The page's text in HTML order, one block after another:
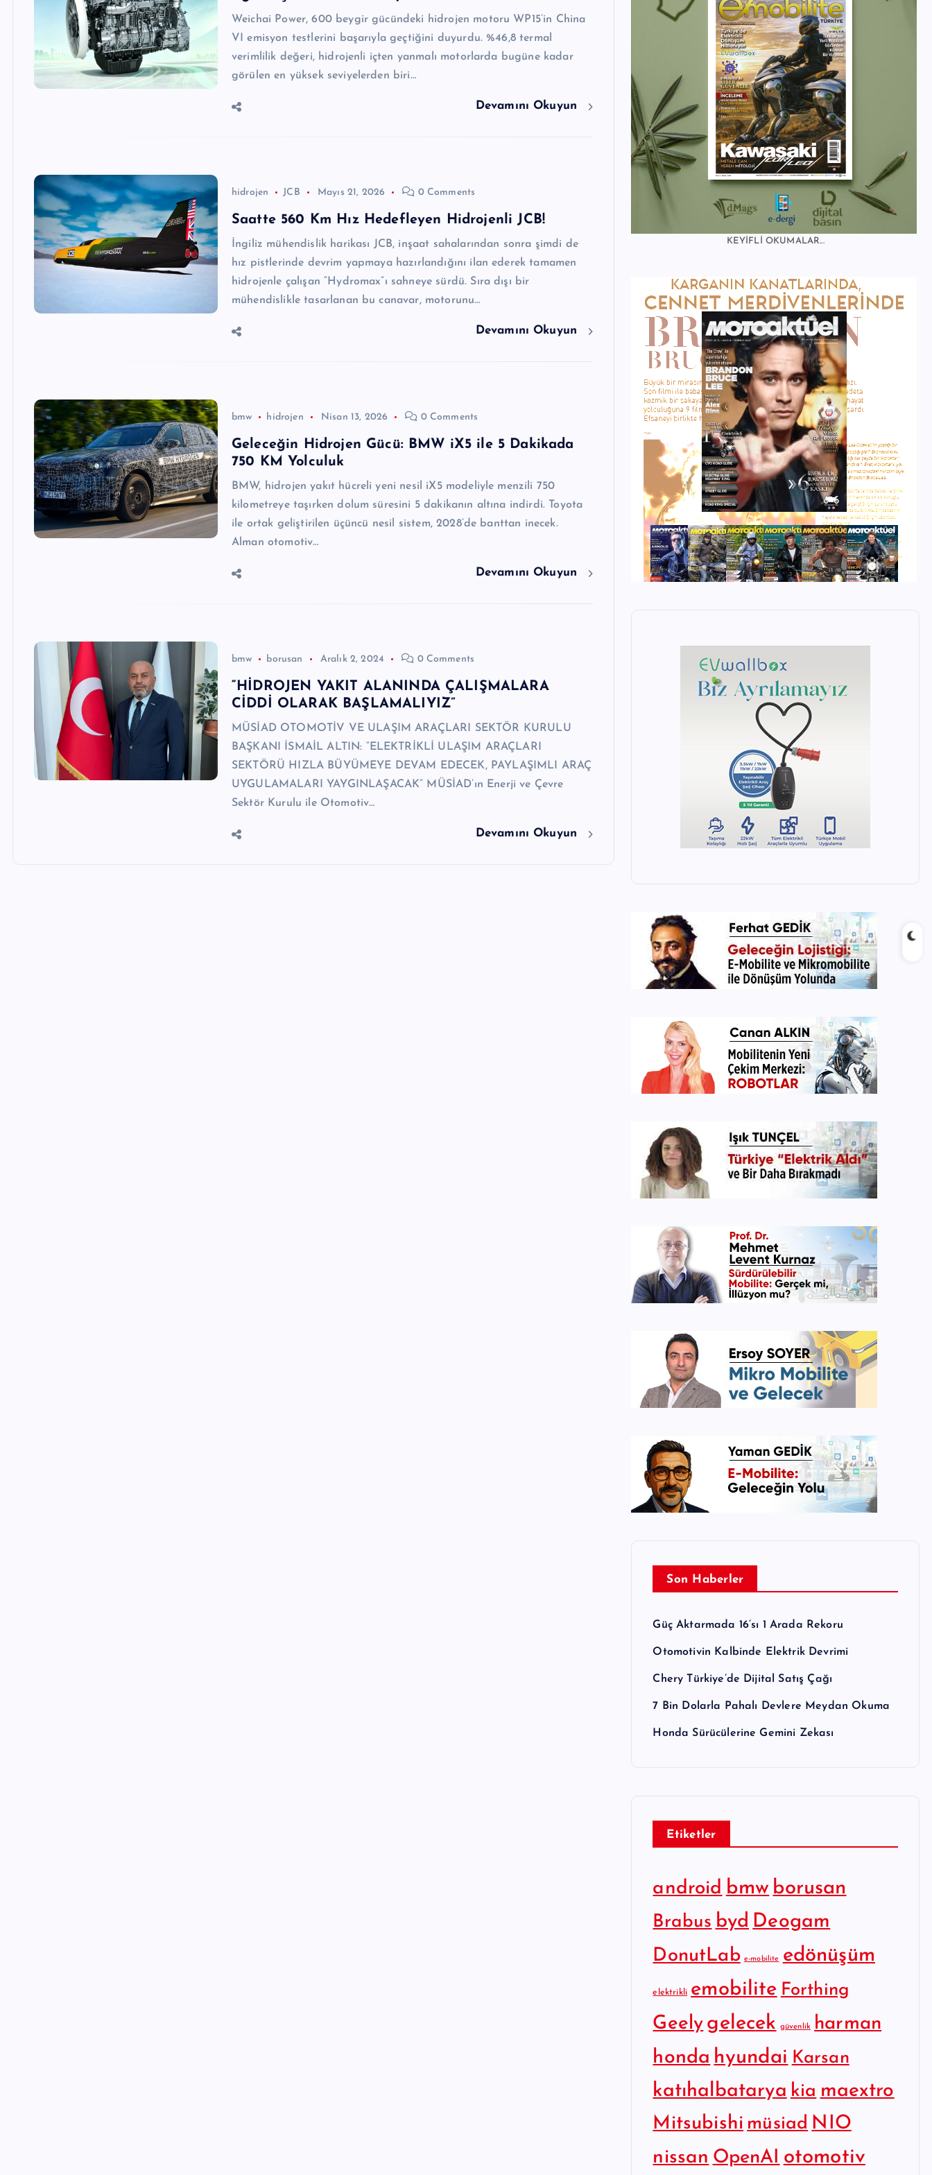
Weichai Power, 600 beygir gücündeki hidrojen motoru WP15’in China
VI emisyon testlerini başarıyla geçtiğini duyurdu. %46,8 termal
verimlilik değeri, hidrojenli içten yanmalı motorlarda bugüne kadar
görülen en yüksek seviyelerden biri…
Devamını Okuyun
hidrojen JCB Mayıs 21, 2026 0 Comments
Saatte 560 Km Hız Hedefleyen Hidrojenli JCB!
İngiliz mühendislik harikası JCB, inşaat sahalarından sonra şimdi de
hız pistlerinde devrim yapmaya hazırlandığını ilan ederek tamamen
hidrojenle çalışan “Hydromax”ı sahneye sürdü. Sıra dışı bir
mühendislikle tasarlanan bu canavar, motorunu…
Devamını Okuyun
bmw hidrojen Nisan 13, 2026 0 Comments
Geleceğin Hidrojen Gücü: BMW iX5 ile 5 Dakikada
750 KM Yolculuk
BMW, hidrojen yakıt hücreli yeni nesil iX5 modeliyle menzili 750
kilometreye taşırken dolum süresini 5 dakikanın altına indirdi. Toyota
ile ortak geliştirilen üçüncü nesil sistem, 2028’de banttan inecek.
Alman otomotiv…
Devamını Okuyun
bmw borusan Aralık 2, 2024 0 Comments
“HİDROJEN YAKIT ALANINDA ÇALIŞMALARA
CİDDİ OLARAK BAŞLAMALIYIZ”
MÜSİAD OTOMOTİV VE ULAŞIM ARAÇLARI SEKTÖR KURULU
BAŞKANI İSMAİL ALTIN: “ELEKTRİKLİ ULAŞIM ARAÇLARI
SEKTÖRÜ HIZLA BÜYÜMEYE DEVAM EDECEK, PAYLAŞIMLI ARAÇ
UYGULAMALARI YAYGINLAŞACAK” MÜSİAD’ın Enerji ve Çevre
Sektör Kurulu ile Otomotiv…
Devamını Okuyun
KEYİFLİ OKUMALAR...
Son Haberler
Güç Aktarmada 16’sı 1 Arada Rekoru
Otomotivin Kalbinde Elektrik Devrimi
Chery Türkiye’de Dijital Satış Çağı
7 Bin Dolarla Pahalı Devlere Meydan Okuma
Honda Sürücülerine Gemini Zekası
Etiketler
android bmw borusan
Brabus byd Deogam
DonutLab e-mobilite edönüşüm
elektrikli emobilite Forthing
Geely gelecek güvenlik harman
honda hyundai Karsan
katıhalbatarya kia maextro
Mitsubishi müsiad NIO
nissan OpenAI otomotiv